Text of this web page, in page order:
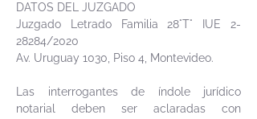
DATOS DEL JUZGADO
Juzgado Letrado Familia 28°T° IUE 2-
28284/2020
Av. Uruguay 1030, Piso 4, Montevideo.
Las interrogantes de índole jurídico
notarial deben ser aclaradas con